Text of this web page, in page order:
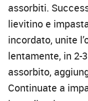
assorbiti.
lievitino e
incordato, unite
lentamente, in 2-
assorbito,
Continuate a